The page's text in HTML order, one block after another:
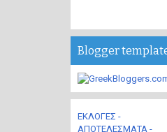
Blogger
ΕΚΛΟΓΕΣ -
ΑΠΟΤΕΛΕΣΜΑΤΑ -